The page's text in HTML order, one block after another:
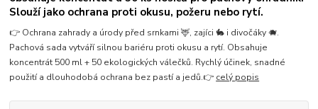
Slouží jako ochrana proti okusu, požeru nebo rytí.
👉 Ochrana zahrady a úrody před srnkami 🦌, zajíci 🐇 i divočáky 🐗.
Pachová sada vytváří silnou bariéru proti okusu a rytí. Obsahuje
koncentrát 500 ml + 50 ekologických válečků. Rychlý účinek, snadné
použití a dlouhodobá ochrana bez pastí a jedů.👉 celý popis